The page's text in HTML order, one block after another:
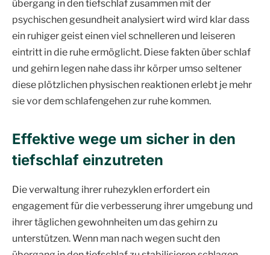
übergang in den tiefschlaf zusammen mit der
psychischen gesundheit analysiert wird wird klar dass
ein ruhiger geist einen viel schnelleren und leiseren
eintritt in die ruhe ermöglicht. Diese fakten über schlaf
und gehirn legen nahe dass ihr körper umso seltener
diese plötzlichen physischen reaktionen erlebt je mehr
sie vor dem schlafengehen zur ruhe kommen.
Effektive wege um sicher in den
tiefschlaf einzutreten
Die verwaltung ihrer ruhezyklen erfordert ein
engagement für die verbesserung ihrer umgebung und
ihrer täglichen gewohnheiten um das gehirn zu
unterstützen. Wenn man nach wegen sucht den